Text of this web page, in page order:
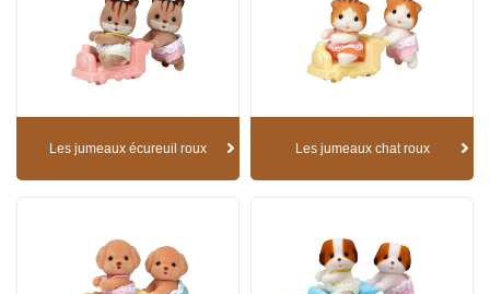
Les jumeaux écureuil roux Les jumeaux chat roux